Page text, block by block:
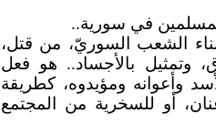
في سورية..
الشعب السوريّ، من قتل،
وتمثيل بالأجساد.. هو فعل
وأعوانه ومؤيدوه، كطريقة
أو للسخرية من المجتمع